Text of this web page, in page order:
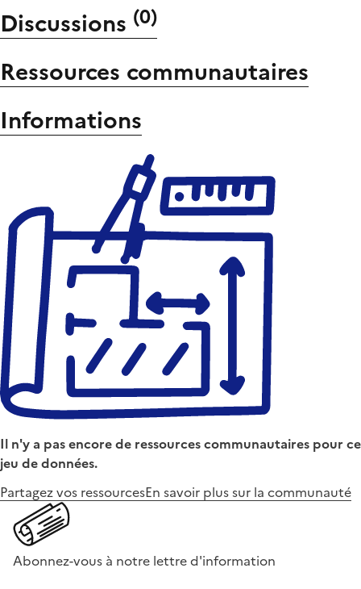
Discussions (0)
Ressources communautaires
Informations
Il n'y a pas encore de ressources communautaires pour ce
jeu de données.
Partagez vos ressourcesEn savoir plus sur la communauté
Abonnez-vous à notre lettre d'information